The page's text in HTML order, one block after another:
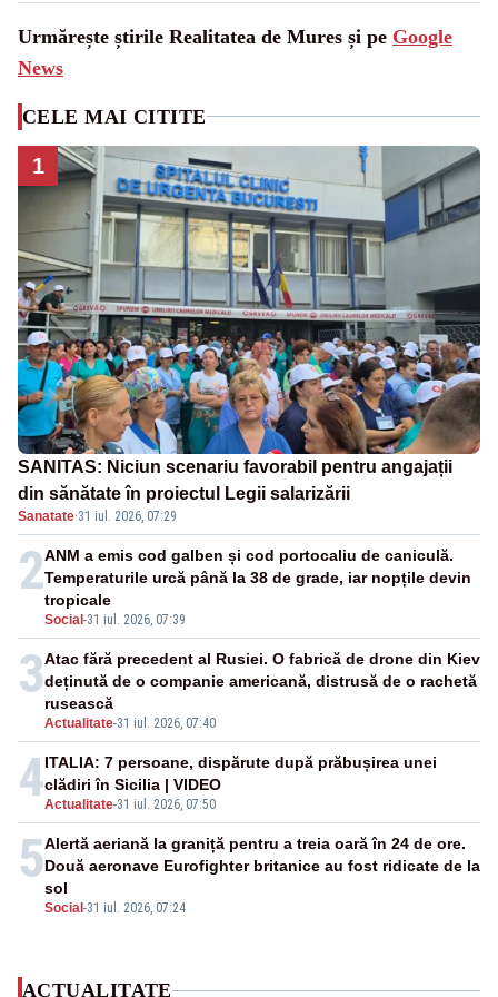
Urmărește știrile Realitatea de Mures și pe Google
News
CELE MAI CITITE
1
SANITAS: Niciun scenariu favorabil pentru angajații
din sănătate în proiectul Legii salarizării
Sanatate·31 iul. 2026, 07:29
2
Social -31 iul. 2026, 07:39
ANM a emis cod galben și cod portocaliu de caniculă.
Temperaturile urcă până la 38 de grade, iar nopțile devin
tropicale
3
Actualitate-31 iul. 2026, 07:40
Atac fără precedent al Rusiei. O fabrică de drone din Kiev
deținută de o companie americană, distrusă de o rachetă
rusească
4Actualitate-31 iul. 2026, 07:50
ITALIA: 7 persoane, dispărute după prăbușirea unei
clădiri în Sicilia | VIDEO
5
Social -31 iul. 2026, 07:24
Alertă aeriană la graniță pentru a treia oară în 24 de ore.
Două aeronave Eurofighter britanice au fost ridicate de la
sol
ACTUALITATE